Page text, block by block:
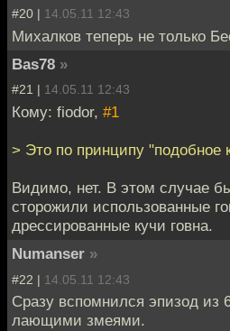
#20 | 14.05.11 12:43
Михалков теперь не только
Bas78 »
#21 | 14.05.11 12:43
Кому: fiodor, #1
> Это по принципу "подобное
Видимо, нет. В этом случае
сторожили использованные
дрессированные кучи говна.
Numanser »
#22 | 14.05.11 12:43
Сразу вспомнился эпизод из
лающими змеями.